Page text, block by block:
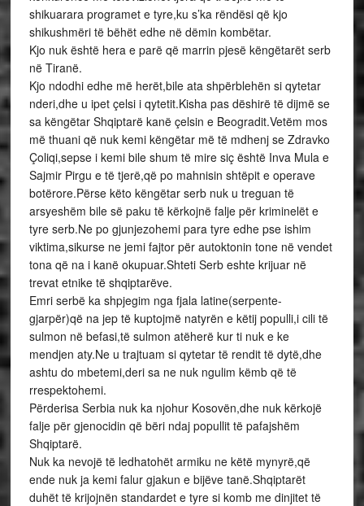
shikuarara programet e tyre,ku s’ka rëndësi që kjo
shikushmëri të bëhët edhe në dëmin kombëtar.
Kjo nuk është hera e parë që marrin pjesë këngëtarët serb
në Tiranë.
Kjo ndodhi edhe më herët,bile ata shpërblehën si qytetar
nderi,dhe u ipet çelsi i qytetit.Kisha pas dëshirë të dijmë se
sa këngëtar Shqiptarë kanë çelsin e Beogradit.Vetëm mos
më thuani që nuk kemi këngëtar më të mdhenj se Zdravko
Çoliqi,sepse i kemi bile shum të mire siç është Inva Mula e
Sajmir Pirgu e të tjerë,që po mahnisin shtëpit e operave
botërore.Përse këto këngëtar serb nuk u treguan të
arsyeshëm bile së paku të kërkojnë falje për kriminelët e
tyre serb.Ne po gjunjezohemi para tyre edhe pse ishim
viktima,sikurse ne jemi fajtor për autoktonin tone në vendet
tona që na i kanë okupuar.Shteti Serb eshte krijuar në
trevat etnike të shqiptarëve.
Emri serbë ka shpjegim nga fjala latine(serpente-
gjarpër)që na jep të kuptojmë natyrën e këtij populli,i cili të
sulmon në befasi,të sulmon atëherë kur ti nuk e ke
mendjen aty.Ne u trajtuam si qytetar të rendit të dytë,dhe
ashtu do mbetemi,deri sa ne nuk ngulim këmb që të
rrespektohemi.
Përderisa Serbia nuk ka njohur Kosovën,dhe nuk kërkojë
falje për gjenocidin që bëri ndaj popullit të pafajshëm
Shqiptarë.
Nuk ka nevojë të ledhatohët armiku ne këtë mynyrë,që
ende nuk ja kemi falur gjakun e bijëve tanë.Shqiptarët
duhët të krijojnën standardet e tyre si komb me dinjitet të